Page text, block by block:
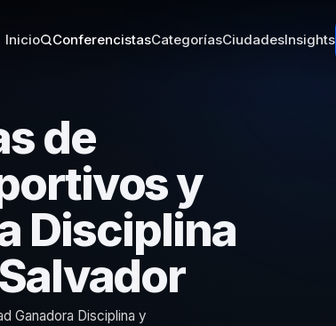
Inicio ConferencistasCategoríasCiudadesInsights
de
y
Disciplina
Ganadora Disciplina y